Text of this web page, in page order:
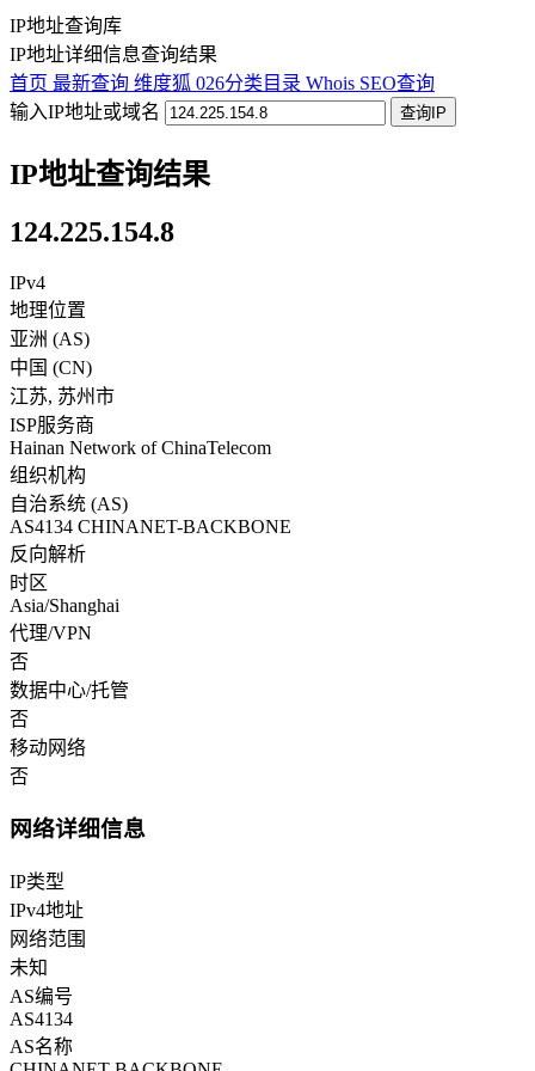
IP地址查询库
IP地址详细信息查询结果
首页 最新查询 维度狐 026分类目录 Whois SEO查询
输入IP地址或域名
查询IP
IP地址查询结果
124.225.154.8
IPv4
地理位置
亚洲 (AS)
中国 (CN)
江苏, 苏州市
ISP服务商
Hainan Network of ChinaTelecom
组织机构
自治系统 (AS)
AS4134 CHINANET-BACKBONE
反向解析
时区
Asia/Shanghai
代理/VPN
否
数据中心/托管
否
移动网络
否
网络详细信息
IP类型
IPv4地址
网络范围
未知
AS编号
AS4134
AS名称